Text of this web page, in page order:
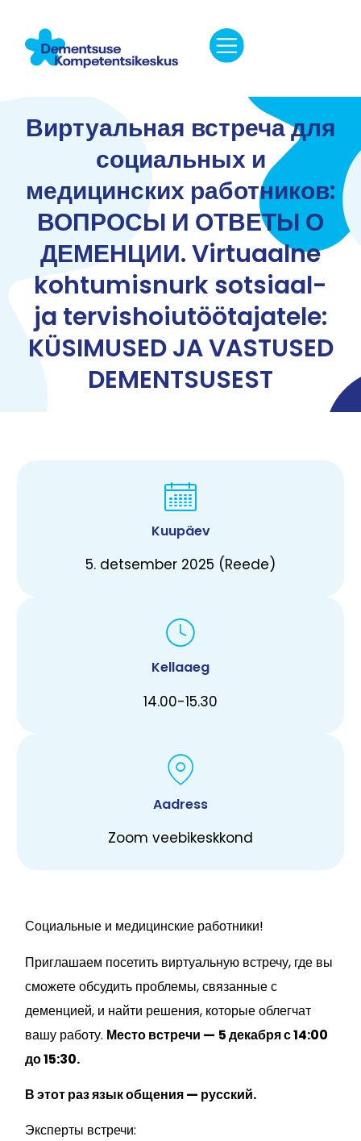
Виртуальная встреча для
социальных и
медицинских работников:
ВОПРОСЫ И ОТВЕТЫ О
ДЕМЕНЦИИ. Virtuaalne
kohtumisnurk sotsiaal-
ja tervishoiutöötajatele:
KÜSIMUSED JA VASTUSED
DEMENTSUSEST
Kuupäev
5. detsember 2025 (Reede)
Kellaaeg
14.00-15.30
Aadress
Zoom veebikeskkond
Социальные и медицинские работники!
Приглашаем посетить виртуальную встречу, где вы
сможете обсудить проблемы, связанные с
деменцией, и найти решения, которые облегчат
вашу работу. Место встречи — 5 декабря с 14:00
до 15:30.
В этот раз язык общения — русский.
Эксперты встречи: